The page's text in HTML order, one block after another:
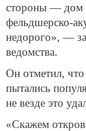
стороны — дом
фельдшерско-
недорого», —
ведомства.
Он отметил,
пытались
не везде это
«Скажем